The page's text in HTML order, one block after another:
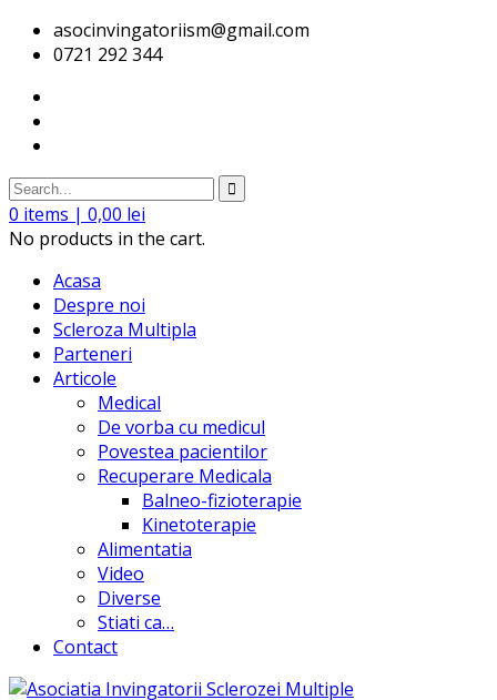
asocinvingatoriism@gmail.com
0721 292 344
0 items | 0,00 lei
No products in the cart.
Acasa
Despre noi
Scleroza Multipla
Parteneri
Articole
Medical
De vorba cu medicul
Povestea pacientilor
Recuperare Medicala
Balneo-fizioterapie
Kinetoterapie
Alimentatia
Video
Diverse
Stiati ca…
Contact